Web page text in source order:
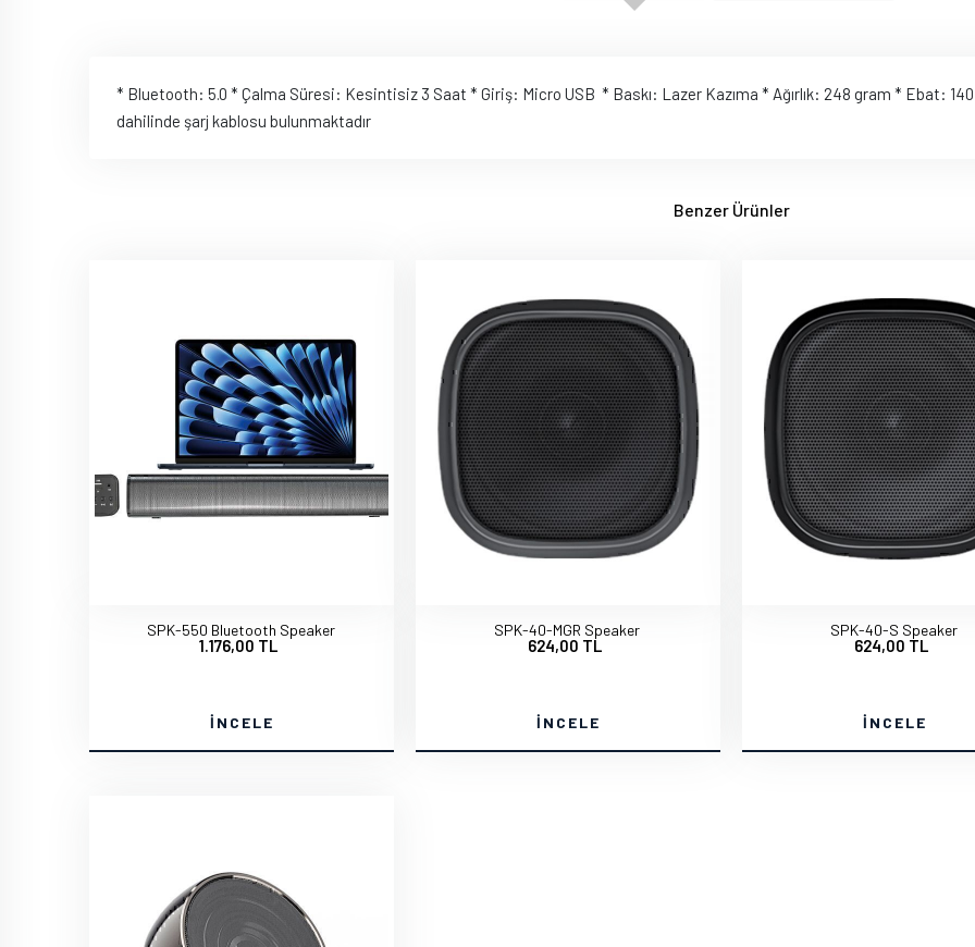
* Bluetooth: 5.0 * Çalma Süresi: Kesintisiz 3 Saat * Giriş: Micro USB * Baskı: Lazer Kazıma * Ağırlık: 248 gram * Ebat:
dahilinde şarj kablosu bulunmaktadır
Benzer Ürünler
SPK-550 Bluetooth Speaker
1.176,00 TL
İNCELE
SPK-40-MGR Speaker
624,00 TL
İNCELE
SPK-40-S Speaker
624,00 TL
İNCELE